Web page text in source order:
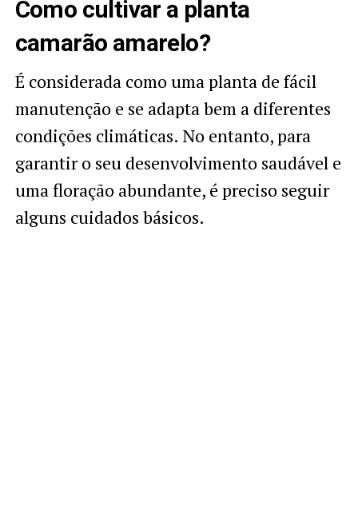
Como cultivar a planta
camarão amarelo?
É considerada como uma planta de fácil
manutenção e se adapta bem a diferentes
condições climáticas. No entanto, para
garantir o seu desenvolvimento saudável e
uma floração abundante, é preciso seguir
alguns cuidados básicos.